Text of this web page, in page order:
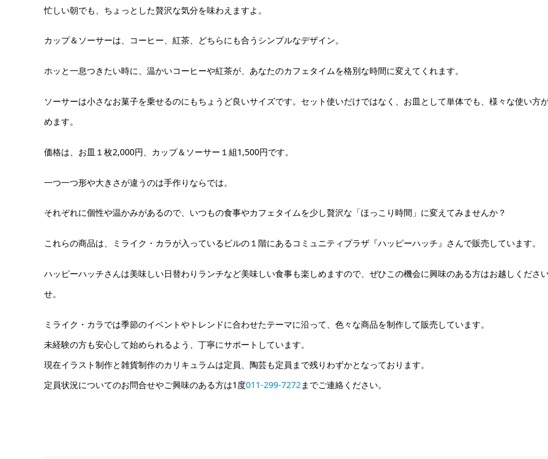
忙しい朝でも、ちょっとした贅沢な気分を味わえますよ。
カップ＆ソーサーは、コーヒー、紅茶、どちらにも合うシンプルなデザイン。
ホッと一息つきたい時に、温かいコーヒーや紅茶が、あなたのカフェタイムを格別な時間に変えてくれます。
ソーサーは小さなお菓子を乗せるのにもちょうど良いサイズです。セット使いだけではなく、お皿として単体でも、様々な使い方
めます。
価格は、お皿１枚2,000円、カップ＆ソーサー１組1,500円です。
一つ一つ形や大きさが違うのは手作りならでは。
それぞれに個性や温かみがあるので、いつもの食事やカフェタイムを少し贅沢な「ほっこり時間」に変えてみませんか？
これらの商品は、ミライク・カラが入っているビルの１階にあるコミュニティプラザ『ハッピーハッチ』さんで販売しています。
ハッピーハッチさんは美味しい日替わりランチなど美味しい食事も楽しめますので、ぜひこの機会に興味のある方はお越しくださ
せ。
ミライク・カラでは季節のイベントやトレンドに合わせたテーマに沿って、色々な商品を制作して販売しています。
未経験の方も安心して始められるよう、丁寧にサポートしています。
現在イラスト制作と雑貨制作のカリキュラムは定員、陶芸も定員まで残りわずかとなっております。
定員状況についてのお問合せやご興味のある方は1度011-299-7272 までご連絡ください。